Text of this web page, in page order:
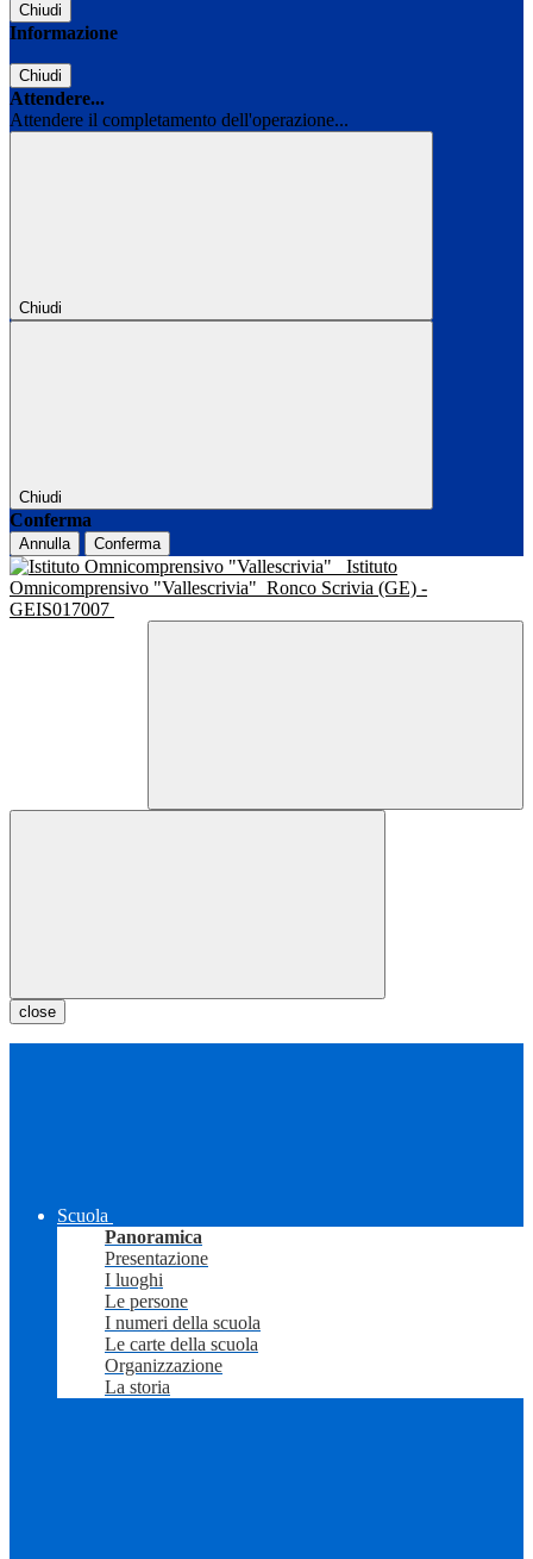
Chiudi
Informazione
Chiudi
Attendere...
Attendere il completamento dell'operazione...
Chiudi
Chiudi
Conferma
Annulla Conferma
Istituto
Omnicomprensivo "Vallescrivia" Ronco Scrivia (GE) -
GEIS017007
close
Scuola
Panoramica
Presentazione
I luoghi
Le persone
I numeri della scuola
Le carte della scuola
Organizzazione
La storia